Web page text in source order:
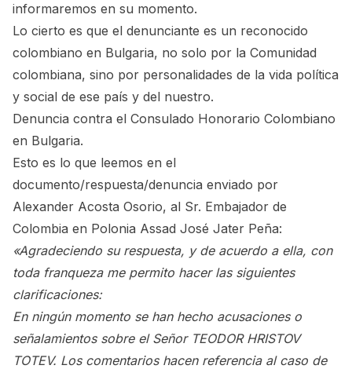
informaremos en su momento.
Lo cierto es que el denunciante es un reconocido
colombiano en Bulgaria, no solo por la Comunidad
colombiana, sino por personalidades de la vida política
y social de ese país y del nuestro.
Denuncia contra el Consulado Honorario Colombiano
en Bulgaria.
Esto es lo que leemos en el
documento/respuesta/denuncia enviado por
Alexander Acosta Osorio, al Sr. Embajador de
Colombia en Polonia Assad José Jater Peña:
«Agradeciendo su respuesta, y de acuerdo a ella, con
toda franqueza me permito hacer las siguientes
clarificaciones:
En ningún momento se han hecho acusaciones o
señalamientos sobre el Señor TEODOR HRISTOV
TOTEV. Los comentarios hacen referencia al caso de